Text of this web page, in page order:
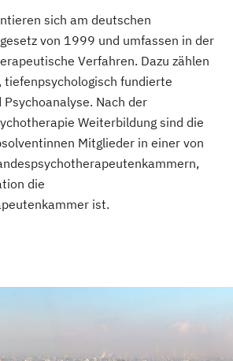
sich am deutschen
von 1999 und umfassen in der
Verfahren. Dazu zählen
fundierte
Nach der
Weiterbildung sind die
Mitglieder in einer von
die
ist.